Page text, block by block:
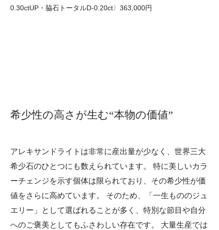
0.30ctUP・脇石トータルD-0.20ct〉363,000円
希少性の高さが生む“本物の価値”
アレキサンドライトは非常に産出量が少なく、世界三大
希少石のひとつにも数えられています。 特に美しいカラ
ーチェンジを示す個体は限られており、その希少性が価
値をさらに高めています。 そのため、「一生もののジュ
エリー」として選ばれることが多く、特別な節目や自分
へのご褒美としてもふさわしい存在です。 大量生産では